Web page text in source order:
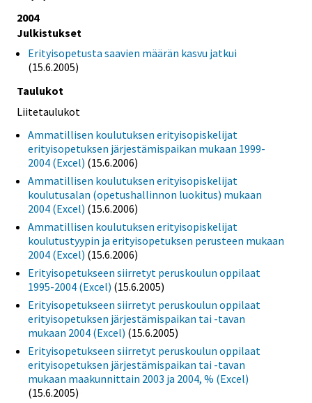
2004
Julkistukset
Erityisopetusta saavien määrän kasvu jatkui
(15.6.2005)
Taulukot
Liitetaulukot
Ammatillisen koulutuksen erityisopiskelijat
erityisopetuksen järjestämispaikan mukaan 1999-
2004 (Excel) (15.6.2006)
Ammatillisen koulutuksen erityisopiskelijat
koulutusalan (opetushallinnon luokitus) mukaan
2004 (Excel) (15.6.2006)
Ammatillisen koulutuksen erityisopiskelijat
koulutustyypin ja erityisopetuksen perusteen mukaan
2004 (Excel) (15.6.2006)
Erityisopetukseen siirretyt peruskoulun oppilaat
1995-2004 (Excel) (15.6.2005)
Erityisopetukseen siirretyt peruskoulun oppilaat
erityisopetuksen järjestämispaikan tai -tavan
mukaan 2004 (Excel) (15.6.2005)
Erityisopetukseen siirretyt peruskoulun oppilaat
erityisopetuksen järjestämispaikan tai -tavan
mukaan maakunnittain 2003 ja 2004, % (Excel)
(15.6.2005)